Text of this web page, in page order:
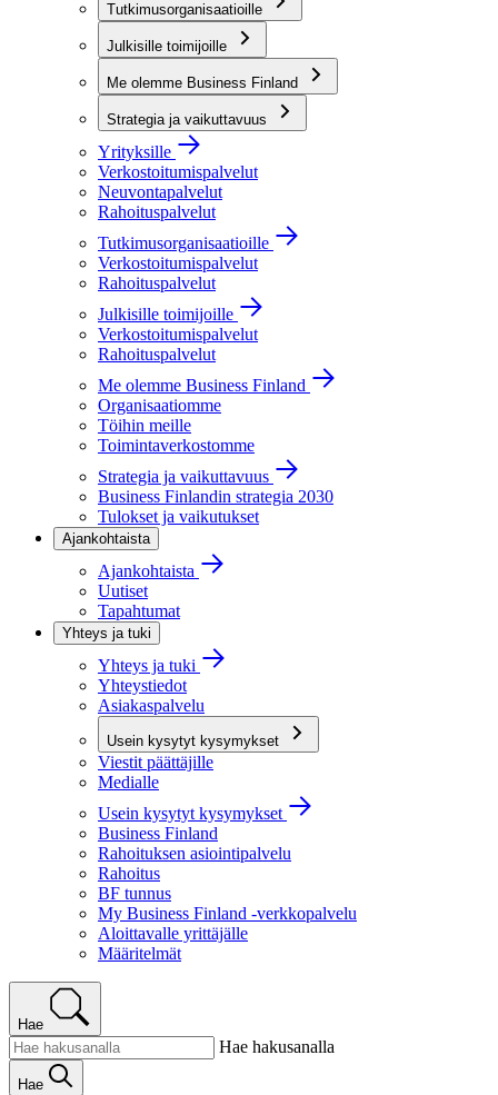
Tutkimusorganisaatioille
Julkisille toimijoille
Me olemme Business Finland
Strategia ja vaikuttavuus
Yrityksille
Verkostoitumispalvelut
Neuvontapalvelut
Rahoituspalvelut
Tutkimusorganisaatioille
Verkostoitumispalvelut
Rahoituspalvelut
Julkisille toimijoille
Verkostoitumispalvelut
Rahoituspalvelut
Me olemme Business Finland
Organisaatiomme
Töihin meille
Toimintaverkostomme
Strategia ja vaikuttavuus
Business Finlandin strategia 2030
Tulokset ja vaikutukset
Ajankohtaista
Ajankohtaista
Uutiset
Tapahtumat
Yhteys ja tuki
Yhteys ja tuki
Yhteystiedot
Asiakaspalvelu
Usein kysytyt kysymykset
Viestit päättäjille
Medialle
Usein kysytyt kysymykset
Business Finland
Rahoituksen asiointipalvelu
Rahoitus
BF tunnus
My Business Finland -verkkopalvelu
Aloittavalle yrittäjälle
Määritelmät
Hae
Hae hakusanalla
Hae